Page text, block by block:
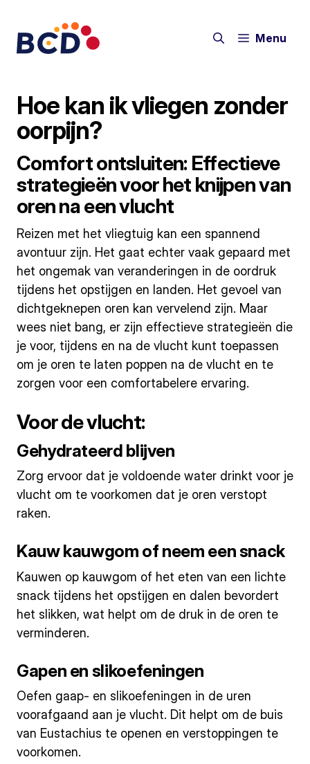
Menu
Hoe kan ik vliegen zonder
oorpijn?
Comfort ontsluiten: Effectieve
strategieën voor het knijpen van
oren na een vlucht
Reizen met het vliegtuig kan een spannend
avontuur zijn. Het gaat echter vaak gepaard met
het ongemak van veranderingen in de oordruk
tijdens het opstijgen en landen. Het gevoel van
dichtgeknepen oren kan vervelend zijn. Maar
wees niet bang, er zijn effectieve strategieën die
je voor, tijdens en na de vlucht kunt toepassen
om je oren te laten poppen na de vlucht en te
zorgen voor een comfortabelere ervaring.
Voor de vlucht:
Gehydrateerd blijven
Zorg ervoor dat je voldoende water drinkt voor je
vlucht om te voorkomen dat je oren verstopt
raken.
Kauw kauwgom of neem een snack
Kauwen op kauwgom of het eten van een lichte
snack tijdens het opstijgen en dalen bevordert
het slikken, wat helpt om de druk in de oren te
verminderen.
Gapen en slikoefeningen
Oefen gaap- en slikoefeningen in de uren
voorafgaand aan je vlucht. Dit helpt om de buis
van Eustachius te openen en verstoppingen te
voorkomen.